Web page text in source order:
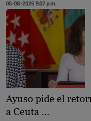
05-08-2026 9:37 p.m.
Ayuso pide el
a Ceuta …